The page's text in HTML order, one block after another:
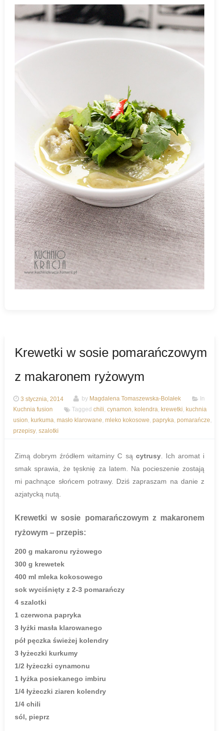
Krewetki w sosie pomarańczowym
z makaronem ryżowym
3 stycznia, 2014 by Magdalena Tomaszewska-Bolałek
In
Kuchnia fusion
Tagged chili, cynamon, kolendra, krewetki, kuchnia
usion, kurkuma, masło klarowane, mleko kokosowe, papryka, pomarańcze,
przepisy, szalotki
Zimą dobrym źródłem witaminy C są cytrusy. Ich aromat i
smak sprawia, że tęsknię za latem. Na pocieszenie zostają
mi pachnące słońcem potrawy. Dziś zapraszam na danie z
azjatycką nutą.
Krewetki w sosie pomarańczowym z makaronem
ryżowym – przepis:
200 g makaronu ryżowego
300 g krewetek
400 ml mleka kokosowego
sok wyciśnięty z 2-3 pomarańczy
4 szalotki
1 czerwona papryka
3 łyżki masła klarowanego
pół pęczka świeżej kolendry
3 łyżeczki kurkumy
1/2 łyżeczki cynamonu
1 łyżka posiekanego imbiru
1/4 łyżeczki ziaren kolendry
1/4 chili
sól, pieprz